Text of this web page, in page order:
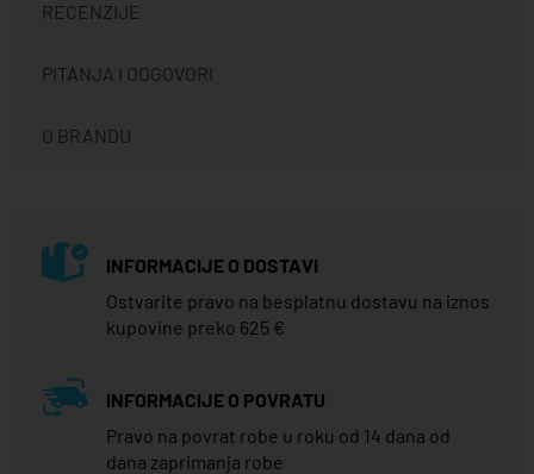
RECENZIJE
PITANJA I ODGOVORI
O BRANDU
INFORMACIJE O DOSTAVI
Ostvarite pravo na besplatnu dostavu na iznos
kupovine preko 625 €
INFORMACIJE O POVRATU
Pravo na povrat robe u roku od 14 dana od
dana zaprimanja robe